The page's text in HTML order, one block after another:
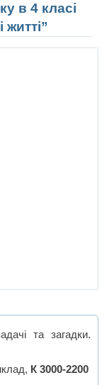
в 4 класі
та загадки.
К 3000-2200